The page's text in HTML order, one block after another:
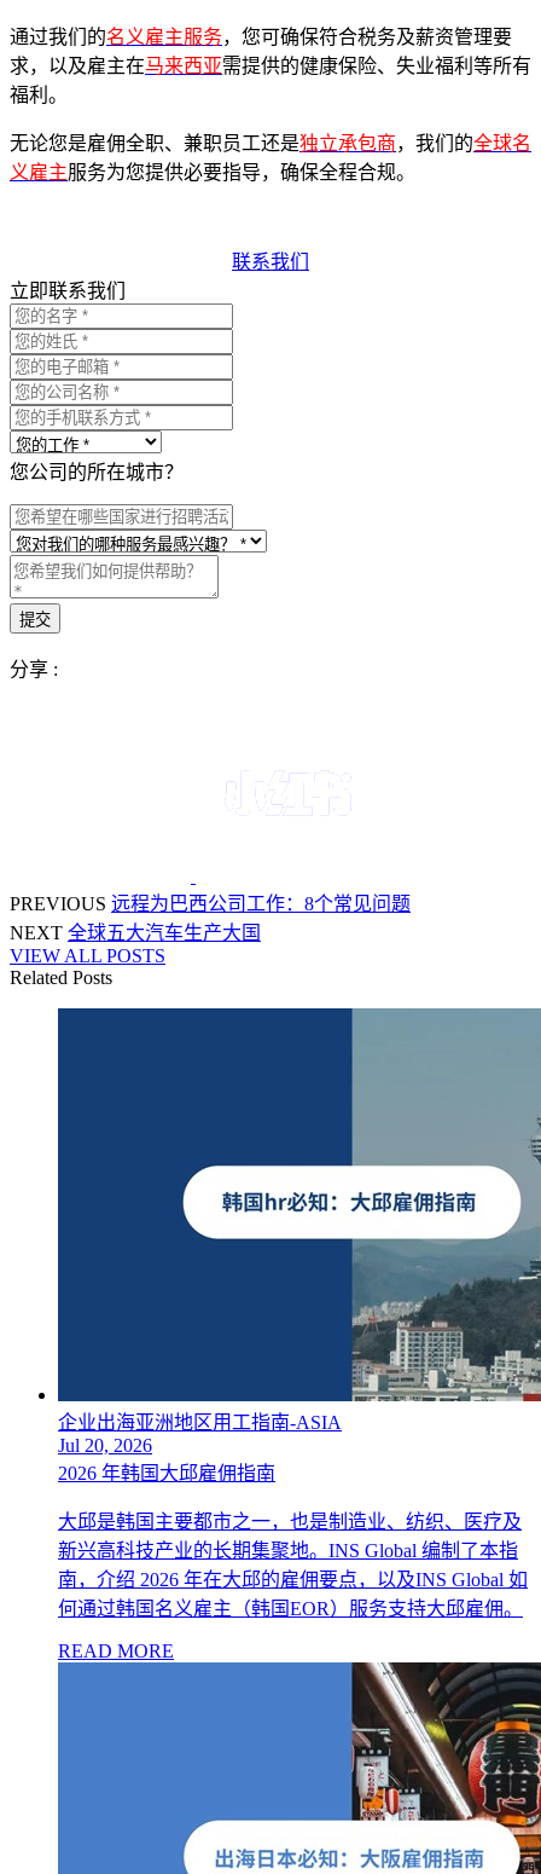
通过我们的名义雇主服务，您可确保符合税务及薪资管理要
求，以及雇主在马来西亚需提供的健康保险、失业福利等所有
福利。
无论您是雇佣全职、兼职员工还是独立承包商，我们的全球名
义雇主服务为您提供必要指导，确保全程合规。
联系我们
立即联系我们
您公司的所在城市？
分享 :
PREVIOUS 远程为巴西公司工作：8个常见问题
NEXT 全球五大汽车生产大国
VIEW ALL POSTS
Related Posts
企业出海亚洲地区用工指南-ASIA
Jul 20, 2026
2026 年韩国大邱雇佣指南
大邱是韩国主要都市之一，也是制造业、纺织、医疗及
新兴高科技产业的长期集聚地。INS Global 编制了本指
南，介绍 2026 年在大邱的雇佣要点，以及INS Global 如
何通过韩国名义雇主（韩国EOR）服务支持大邱雇佣。
READ MORE